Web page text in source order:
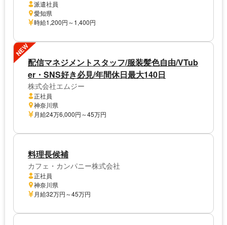
派遣社員
愛知県
時給1,200円～1,400円
NEW
配信マネジメントスタッフ/服装髪色自由/VTub
er・SNS好き必見/年間休日最大140日
株式会社エムジー
正社員
神奈川県
月給24万6,000円～45万円
料理長候補
カフェ・カンパニー株式会社
正社員
神奈川県
月給32万円～45万円